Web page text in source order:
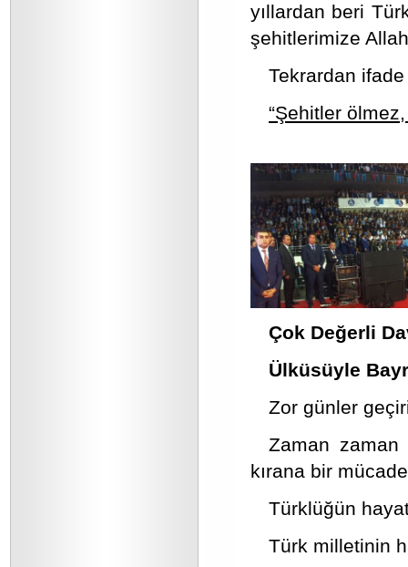
yıllardan beri
şehitlerimize
Tekrardan
“Şehitler
Çok Değerli
Ülküsüyle
Zor günler
Zaman zaman
kırana bir
Türklüğün
Türk milletinin